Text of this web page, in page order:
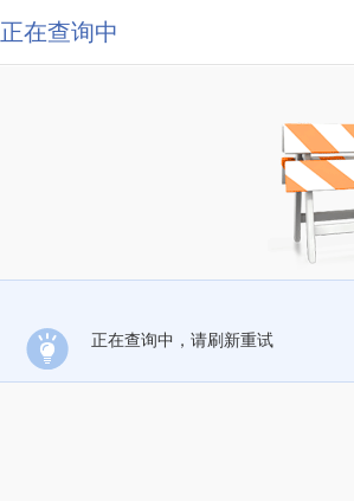
正在查询中
正在查询中，请刷新重试